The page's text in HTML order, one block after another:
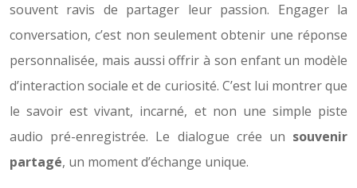
souvent ravis de partager leur passion. Engager la
conversation, c’est non seulement obtenir une réponse
personnalisée, mais aussi offrir à son enfant un modèle
d’interaction sociale et de curiosité. C’est lui montrer que
le savoir est vivant, incarné, et non une simple piste
audio pré-enregistrée. Le dialogue crée un souvenir
partagé, un moment d’échange unique.